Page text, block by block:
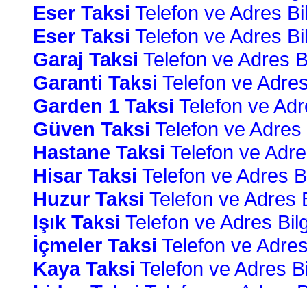
Eser Taksi Telefon ve Adres
Eser Taksi Telefon ve Adres
Garaj Taksi Telefon ve Adres
Garanti Taksi Telefon ve
Garden 1 Taksi Telefon ve
Güven Taksi Telefon ve
Hastane Taksi Telefon ve
Hisar Taksi Telefon ve Adres
Huzur Taksi Telefon ve Adres
Işık Taksi Telefon ve Adres
İçmeler Taksi Telefon ve
Kaya Taksi Telefon ve Adres